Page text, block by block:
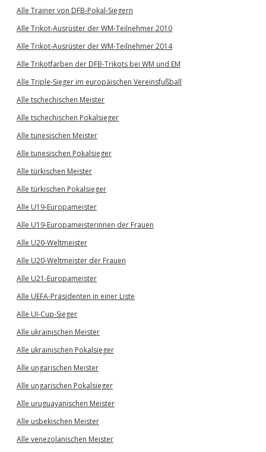
Alle Trainer von DFB-Pokal-Siegern
Alle Trikot-Ausrüster der WM-Teilnehmer 2010
Alle Trikot-Ausrüster der WM-Teilnehmer 2014
Alle Trikotfarben der DFB-Trikots bei WM und EM
Alle Triple-Sieger im europäischen Vereinsfußball
Alle tschechischen Meister
Alle tschechischen Pokalsieger
Alle tunesischen Meister
Alle tunesischen Pokalsieger
Alle türkischen Meister
Alle türkischen Pokalsieger
Alle U19-Europameister
Alle U19-Europameisterinnen der Frauen
Alle U20-Weltmeister
Alle U20-Weltmeister der Frauen
Alle U21-Europameister
Alle UEFA-Präsidenten in einer Liste
Alle UI-Cup-Sieger
Alle ukrainischen Meister
Alle ukrainischen Pokalsieger
Alle ungarischen Meister
Alle ungarischen Pokalsieger
Alle uruguayanischen Meister
Alle usbekischen Meister
Alle venezolanischen Meister